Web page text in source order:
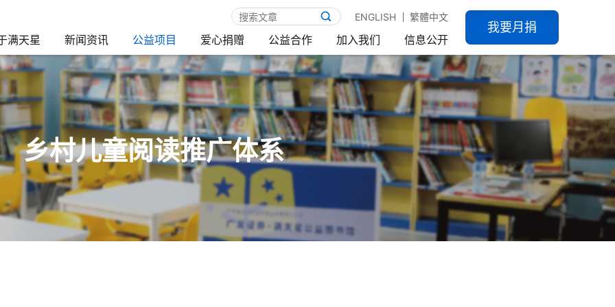
ENGLISH 繁體中文
满天星 新闻资讯 公益项目 爱心捐赠 公益合作 加入我们 信息公开
我要月捐
乡村儿童阅读推广体系